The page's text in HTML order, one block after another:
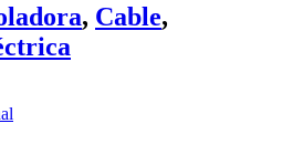
, Cable,